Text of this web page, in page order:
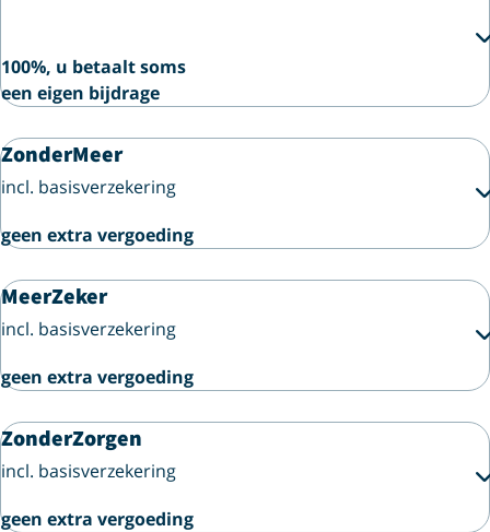
100%, u betaalt soms
een eigen bijdrage
ZonderMeer
incl. basisverzekering
geen extra vergoeding
MeerZeker
incl. basisverzekering
geen extra vergoeding
ZonderZorgen
incl. basisverzekering
geen extra vergoeding